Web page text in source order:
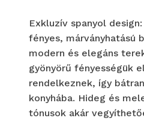
Exkluzív spanyol
fényes,
modern és elegáns
gyönyörű fényességük
rendelkeznek, így
konyhába. Hideg és
tónusok akár